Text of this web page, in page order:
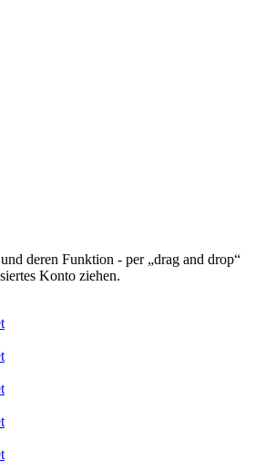
deren Funktion - per „drag and drop“
Konto ziehen.